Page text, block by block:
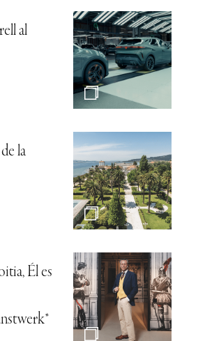
al
la
Él es